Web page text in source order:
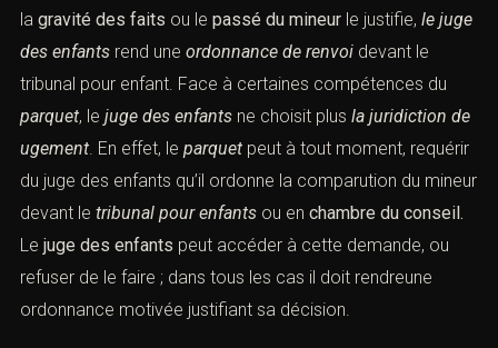
la gravité des faits ou le passé du mineur le justifie, le juge
des enfants rend une ordonnance de renvoi devant le
tribunal pour enfant. Face à certaines compétences du
parquet, le juge des enfants ne choisit plus la juridiction de
ugement. En effet, le parquet peut à tout moment, requérir
du juge des enfants qu’il ordonne la comparution du mineur
devant le tribunal pour enfants ou en chambre du conseil.
Le juge des enfants peut accéder à cette demande, ou
refuser de le faire ; dans tous les cas il doit rendreune
ordonnance motivée justifiant sa décision.